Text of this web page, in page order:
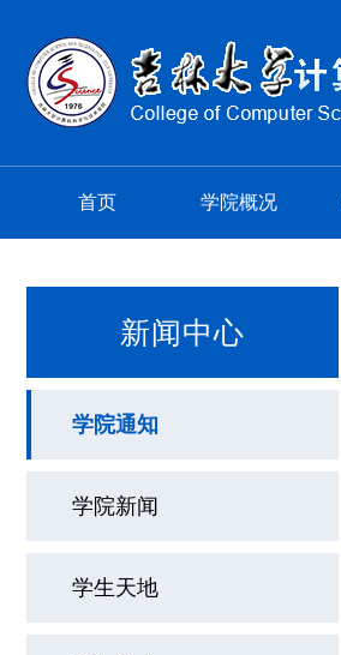
首页 学院概况
新闻中心
学院通知
学院新闻
学生天地